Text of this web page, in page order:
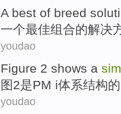
A best of breed
一个最佳组合的解决
youdao
Figure 2 shows a
图2是PM i体系结构的
youdao